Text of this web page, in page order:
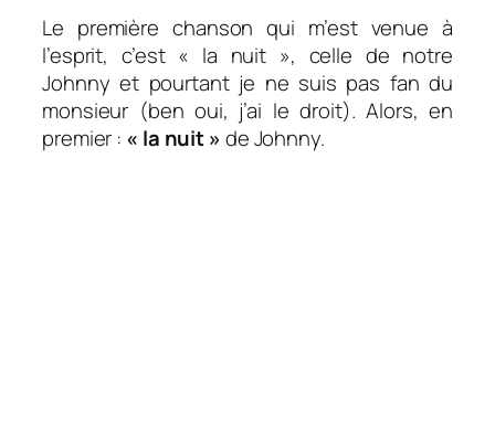
Le première chanson qui m’est venue à
l’esprit, c’est « la nuit », celle de notre
Johnny et pourtant je ne suis pas fan du
monsieur (ben oui, j’ai le droit). Alors, en
premier : « la nuit » de Johnny.